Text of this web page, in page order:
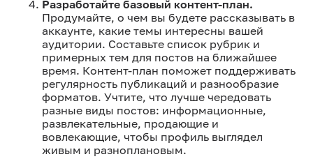
Разработайте базовый контент-план.
Продумайте, о чем вы будете рассказывать в
аккаунте, какие темы интересны вашей
аудитории. Составьте список рубрик и
примерных тем для постов на ближайшее
время. Контент-план поможет поддерживать
регулярность публикаций и разнообразие
форматов. Учтите, что лучше чередовать
разные виды постов: информационные,
развлекательные, продающие и
вовлекающие, чтобы профиль выглядел
живым и разноплановым.